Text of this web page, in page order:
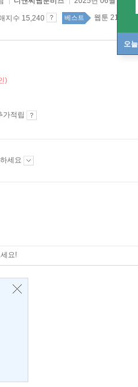
오
지수 15,240 베스트 웹툰 21위
)
가적립
세요
요!